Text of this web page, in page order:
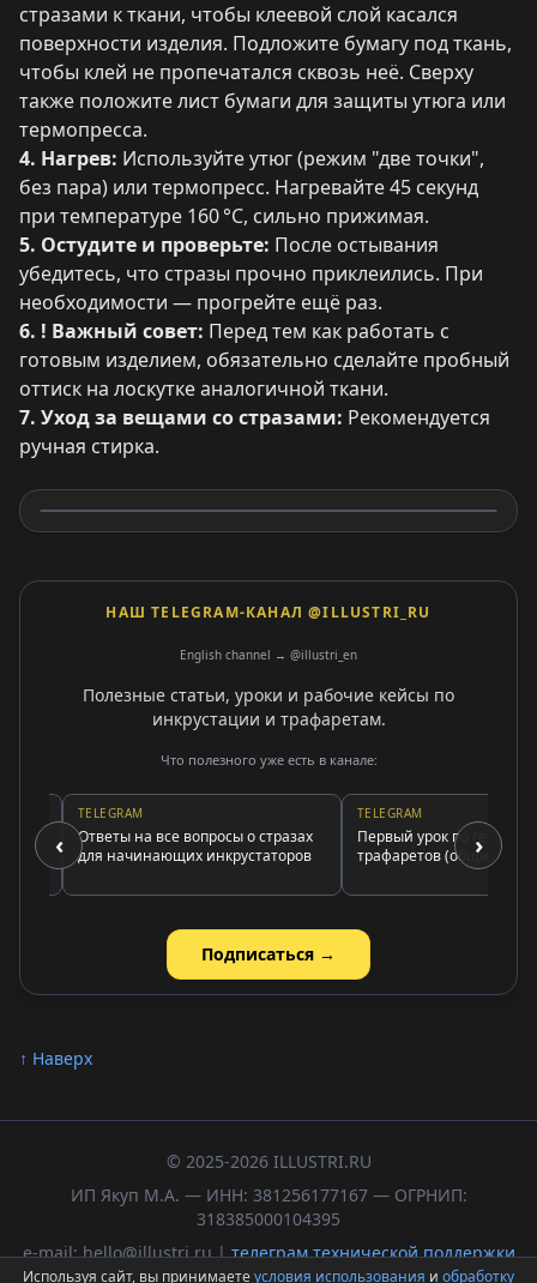
стразами к ткани, чтобы клеевой слой касался
поверхности изделия. Подложите бумагу под ткань,
чтобы клей не пропечатался сквозь неё. Сверху
также положите лист бумаги для защиты утюга или
термопресса.
4. Нагрев: Используйте утюг (режим "две точки",
без пара) или термопресс. Нагревайте 45 секунд
при температуре 160 °C, сильно прижимая.
5. Остудите и проверьте: После остывания
убедитесь, что стразы прочно приклеились. При
необходимости — прогрейте ещё раз.
6. ! Важный совет: Перед тем как работать с
готовым изделием, обязательно сделайте пробный
оттиск на лоскутке аналогичной ткани.
7. Уход за вещами со стразами: Рекомендуется
ручная стирка.
НАШ TELEGRAM-КАНАЛ @ILLUSTRI_RU
English channel → @illustri_en
Полезные статьи, уроки и рабочие кейсы по
инкрустации и трафаретам.
Что полезного уже есть в канале:
‹
TELEGRAM
Ответы на все вопросы о стразах
для начинающих инкрустаторов
TELEGRAM
Первый урок по генератору
трафаретов (общие›
Подписаться →
↑ Наверх
© 2025-2026 ILLUSTRI.RU
ИП Якуп М.А. — ИНН: 381256177167 — ОГРНИП:
318385000104395
e-mail: hello@illustri.ru |телеграм технической поддержки
Используя сайт, вы принимаетеусловия использования и обработку